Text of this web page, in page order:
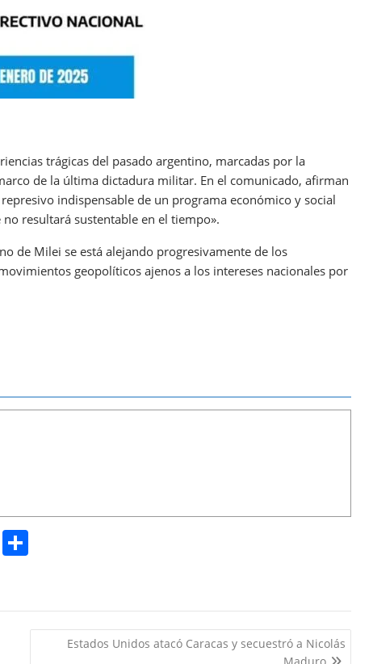
trágicas del pasado argentino, marcadas por la
de la última dictadura militar. En el comunicado, afirman
indispensable de un programa económico y social
resultará sustentable en el tiempo».
de Milei se está alejando progresivamente de los
geopolíticos ajenos a los intereses nacionales por
Pr
e
Estados Unidos atacó Caracas y secuestró a Nicolás